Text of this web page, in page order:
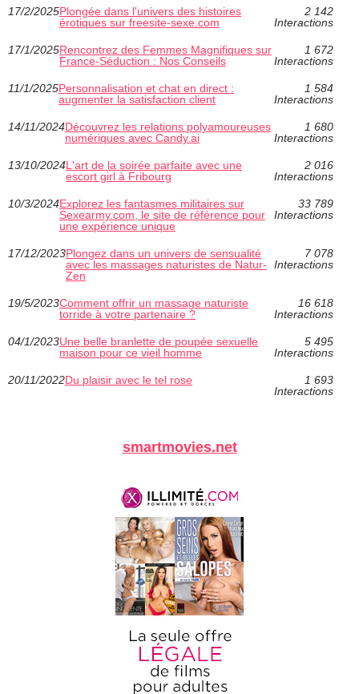
17/2/2025Plongée dans l'univers des histoires
érotiques sur freesite-sexe.com
2 142
Interactions
17/1/2025Rencontrez des Femmes Magnifiques sur
France-Séduction : Nos Conseils
1 672
Interactions
11/1/2025Personnalisation et chat en direct :
augmenter la satisfaction client
1 584
Interactions
14/11/2024Découvrez les relations polyamoureuses
numériques avec Candy.ai
1 680
Interactions
13/10/2024L'art de la soirée parfaite avec une
escort girl à Fribourg
2 016
Interactions
10/3/2024Explorez les fantasmes militaires sur
Sexearmy.com, le site de référence pour
une expérience unique
33 789
Interactions
17/12/2023Plongez dans un univers de sensualité
avec les massages naturistes de Natur-
Zen
7 078
Interactions
19/5/2023Comment offrir un massage naturiste
torride à votre partenaire ?
16 618
Interactions
04/1/2023Une belle branlette de poupée sexuelle
maison pour ce vieil homme
5 495
Interactions
20/11/2022Du plaisir avec le tel rose
1 693
Interactions
smartmovies.net